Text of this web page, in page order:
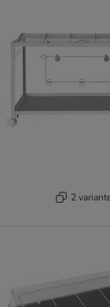
2